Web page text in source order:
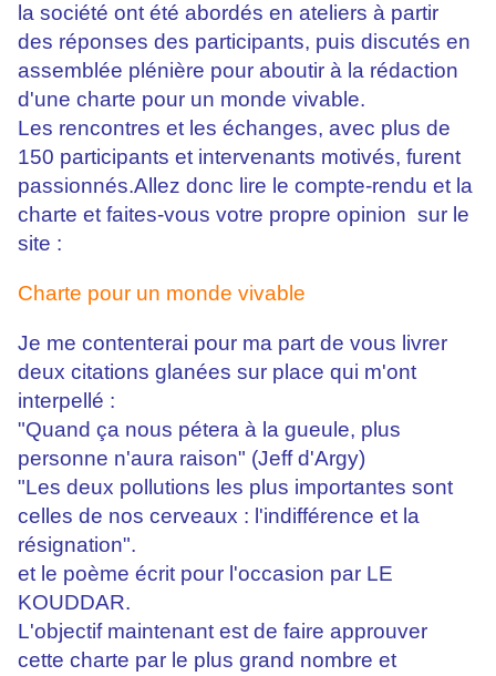
la société ont été abordés en ateliers à partir
des réponses des participants, puis discutés en
assemblée plénière pour aboutir à la rédaction
d'une charte pour un monde vivable.
Les rencontres et les échanges, avec plus de
150 participants et intervenants motivés, furent
passionnés.Allez donc lire le compte-rendu et la
charte et faites-vous votre propre opinion sur le
site :
Charte pour un monde vivable
Je me contenterai pour ma part de vous livrer
deux citations glanées sur place qui m'ont
interpellé :
"Quand ça nous pétera à la gueule, plus
personne n'aura raison" (Jeff d'Argy)
"Les deux pollutions les plus importantes sont
celles de nos cerveaux : l'indifférence et la
résignation".
et le poème écrit pour l'occasion par LE
KOUDDAR.
L'objectif maintenant est de faire approuver
cette charte par le plus grand nombre et